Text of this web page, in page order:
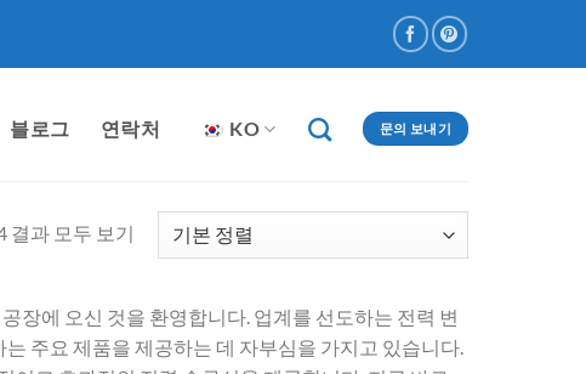
블로그 연락처 KO 문의 보내기
결과 모두 보기
장에 오신 것을 환영합니다. 업계를 선도하는 전력 변
주요 제품을 제공하는 데 자부심을 가지고 있습니다.